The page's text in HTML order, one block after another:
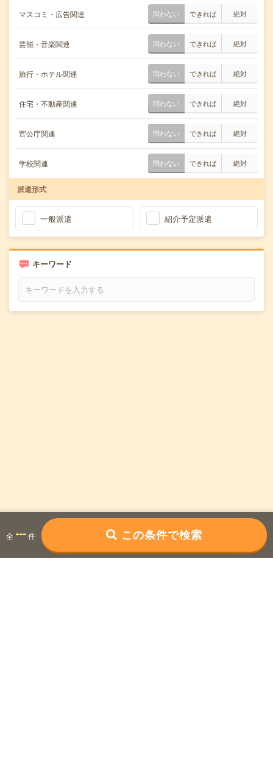
全 ---件 この条件で検索
マスコミ・広告関連 問わない できれば 絶対
芸能・音楽関連 問わない できれば 絶対
旅行・ホテル関連 問わない できれば 絶対
住宅・不動産関連 問わない できれば 絶対
官公庁関連 問わない できれば 絶対
学校関連 問わない できれば 絶対
派遣形式
一般派遣 紹介予定派遣
キーワード